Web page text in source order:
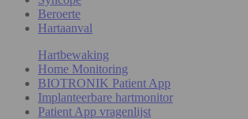
Beroerte
Hartaanval
Hartbewaking
Home Monitoring
BIOTRONIK Patient App
Implanteerbare hartmonitor
Patient App vragenlijst